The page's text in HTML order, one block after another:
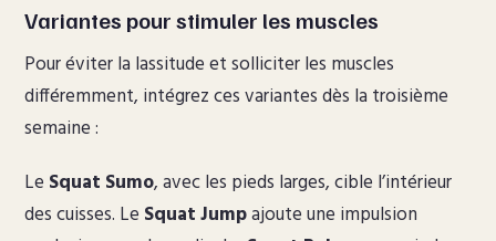
Variantes pour stimuler les muscles
Pour éviter la lassitude et solliciter les muscles
différemment, intégrez ces variantes dès la troisième
semaine :
Le Squat Sumo, avec les pieds larges, cible l’intérieur
des cuisses. Le Squat Jumpajoute une impulsion